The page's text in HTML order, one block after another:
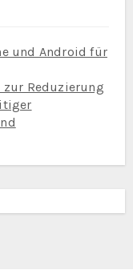
und Android für
zur Reduzierung